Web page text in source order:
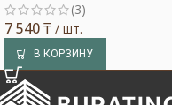
(3)
7 540₸ / шт.
В КОРЗИНУ